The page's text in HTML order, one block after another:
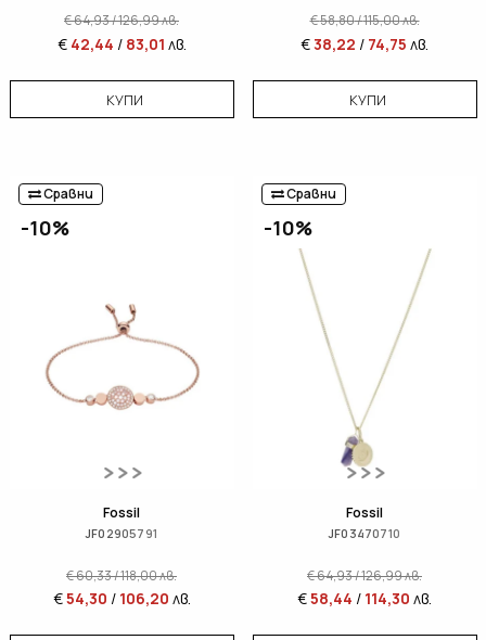
€64,93/126,99лв.
€ 42,44 / 83,01 лв.
КУПИ
€58,80/115,00лв.
€38,22 / 74,75 лв.
КУПИ
Сравни
-10%
Fossil
JF02905791
€60,33/118,00лв.
€54,30 / 106,20 лв.
Сравни
-10%
Fossil
JF03470710
€64,93/126,99лв.
€58,44 / 114,30 лв.